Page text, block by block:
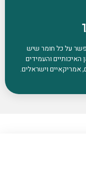
על כל חומר שיש
והעמידים
אמריקאיים וישראלים.